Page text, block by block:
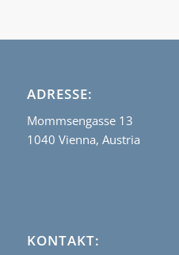
ADRESSE:
Mommsengasse 13
1040 Vienna, Austria
KONTAKT: